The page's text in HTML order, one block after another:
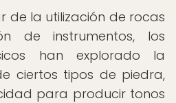
de la utilización de rocas
de instrumentos, los
han explorado la
ciertos tipos de piedra,
para producir tonos